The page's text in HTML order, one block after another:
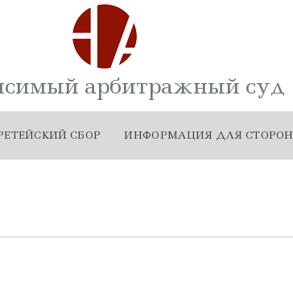
арбитражный суд
СБОР ИНФОРМАЦИЯ ДЛЯ СТОРОН